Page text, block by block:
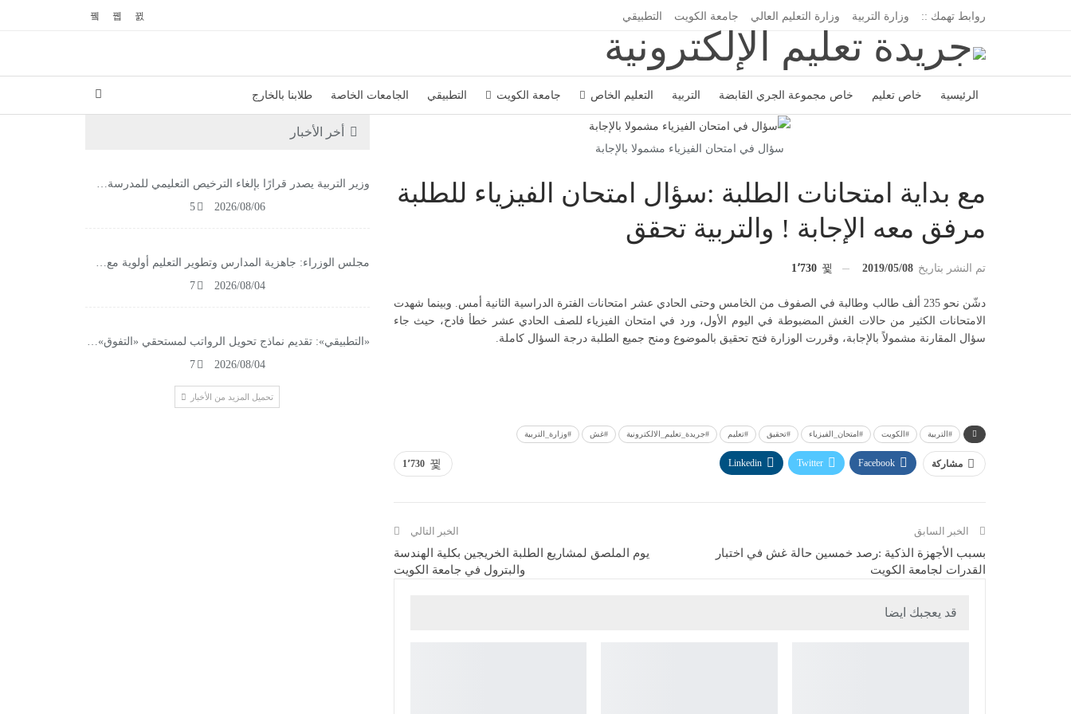
روابط تهمك :: وزارة التربية وزارة التعليم العالي جامعة الكويت التطبيقي
الرئيسية خاص تعليم خاص مجموعة الجري القابضة التربية التعليم الخاص جامعة الكويت التطبيقي الجامعات الخاصة طلابنا بالخارج
سؤال في امتحان الفيزياء مشمولا بالإجابة
مع بداية امتحانات الطلبة :سؤال امتحان الفيزياء للطلبة
مرفق معه الإجابة ! والتربية تحقق
تم النشر بتاريخ 2019/05/08
دشّن نحو 235 ألف طالب وطالبة في الصفوف من الخامس وحتى الحادي عشر امتحانات الفترة الدراسية الثانية أمس. وبينما شهدت
الامتحانات الكثير من حالات الغش المضبوطة في اليوم الأول، ورد في امتحان الفيزياء للصف الحادي عشر خطأ فادح، حيث جاء
سؤال المقارنة مشمولاً بالإجابة، وقررت الوزارة فتح تحقيق بالموضوع ومنح جميع الطلبة درجة السؤال كاملة.
#التربية #الكويت #امتحان_الفيزياء #تحقيق #تعليم #جريدة_تعليم_الالكترونية #غش #وزارة_التربية
1٬730 مشاركة Facebook
Twitter
Linkedin
الخبر السابق
بسبب الأجهزة الذكية :رصد خمسين حالة غش في اختبار
القدرات لجامعة الكويت
الخبر التالي
يوم الملصق لمشاريع الطلبة الخريجين بكلية الهندسة
والبترول في جامعة الكويت
قد يعجبك ايضا
أخر الأخبار
وزير التربية يصدر قرارًا بإلغاء الترخيص التعليمي للمدرسة…
2026/08/06
5
مجلس الوزراء: جاهزية المدارس وتطوير التعليم أولوية مع…
2026/08/04
7
«التطبيقي»: تقديم نماذج تحويل الرواتب لمستحقي «التفوق»…
2026/08/04
7
تحميل المزيد من الأخبار